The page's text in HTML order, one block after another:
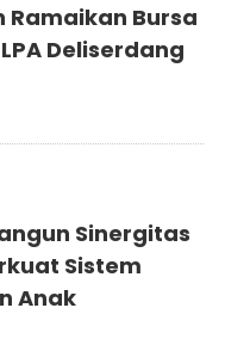
Ramaikan Bursa
Deliserdang
Sinergitas
Sistem
Anak